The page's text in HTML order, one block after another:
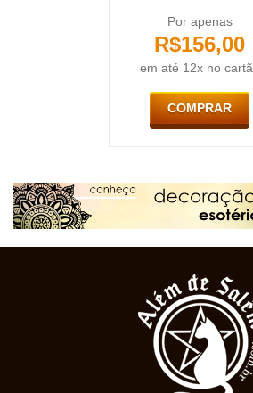
Por apenas
R$156,00
em até 12x no
COMPRAR